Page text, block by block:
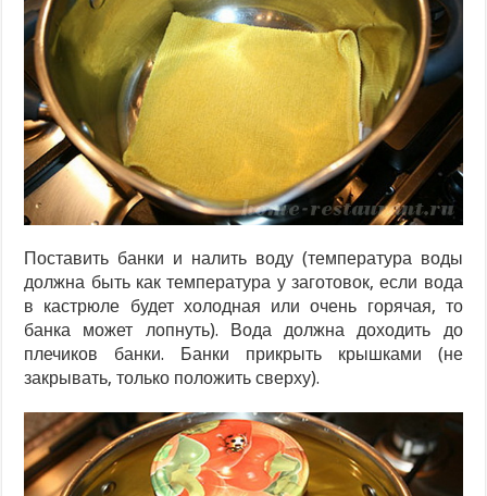
Поставить банки и налить воду (температура воды
должна быть как температура у заготовок, если вода
в кастрюле будет холодная или очень горячая, то
банка может лопнуть). Вода должна доходить до
плечиков банки. Банки прикрыть крышками (не
закрывать, только положить сверху).